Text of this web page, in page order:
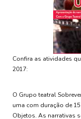
Confira as atividades
2017:
O Grupo teatral
uma com duração de
Objetos. As narrativas